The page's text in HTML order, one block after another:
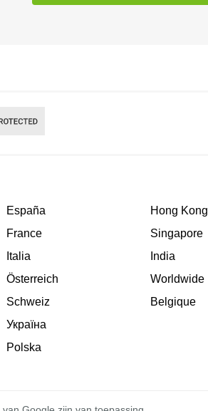
España
France
Italia
Österreich
Schweiz
Україна
Polska
Hong Kong
Singapore
India
Worldwide
Belgique